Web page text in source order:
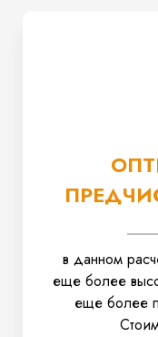
в данном
еще более
еще более